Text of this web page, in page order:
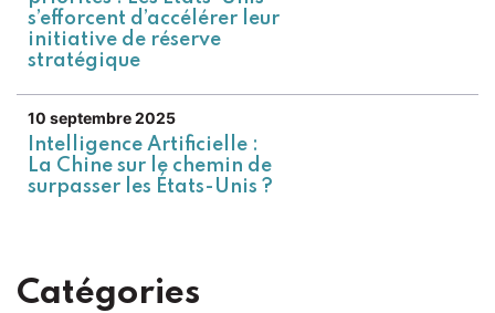
s’efforcent d’accélérer leur
initiative de réserve
stratégique
10 septembre 2025
Intelligence Artificielle :
La Chine sur le chemin de
surpasser les États-Unis ?
Catégories